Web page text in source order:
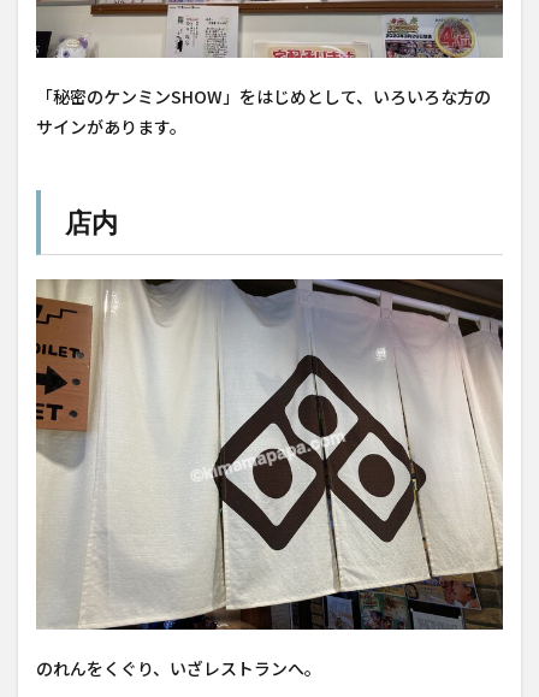
「秘密のケンミンSHOW」をはじめとして、いろいろな方の
サインがあります。
店内
のれんをくぐり、いざレストランへ。